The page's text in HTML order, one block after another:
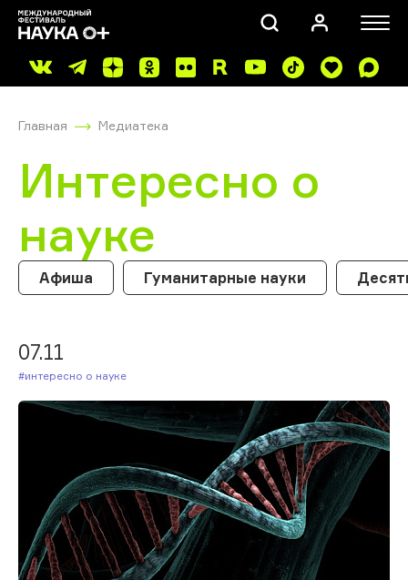
Главная Медиатека
Интересно о
науке
Афиша Гуманитарные науки
07.11
#Интересно о науке